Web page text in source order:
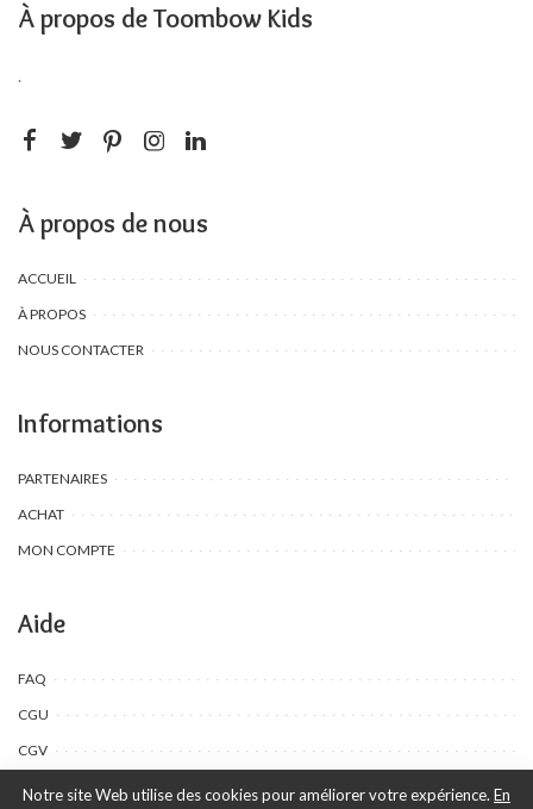
À propos de Toombow Kids
.
À propos de nous
ACCUEIL
À PROPOS
NOUS CONTACTER
Informations
PARTENAIRES
ACHAT
MON COMPTE
Aide
FAQ
CGU
CGV
Notre site Web utilise des cookies pour améliorer votre expérience. En